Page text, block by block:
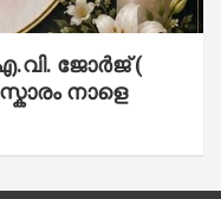
ജോ​ർ​ജ് (
നാളെ